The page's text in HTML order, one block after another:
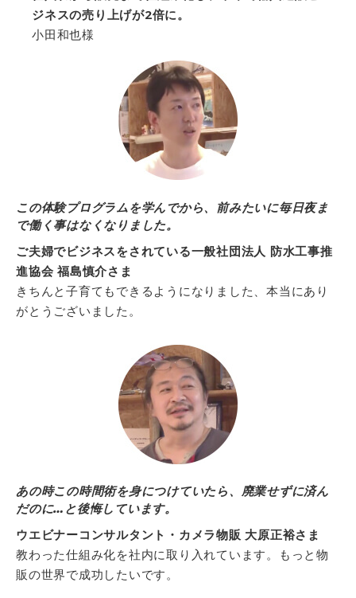
ジネスの売り上げが2倍に。
小田和也様
この体験プログラムを学んでから、前みたいに毎日夜ま
で働く事はなくなりました。
ご夫婦でビジネスをされている一般社団法人 防水工事推
進協会 福島慎介さま
きちんと子育てもできるようになりました、本当にあり
がとうございました。
あの時この時間術を身につけていたら、廃業せずに済ん
だのに…と後悔しています。
ウエビナーコンサルタント・カメラ物販 大原正裕さま
教わった仕組み化を社内に取り入れています。もっと物
販の世界で成功したいです。